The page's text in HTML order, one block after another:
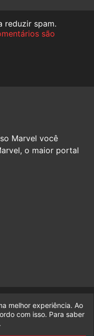
reduzir spam.
são
Marvel você
o maior portal
empresa da Legado
melhor experiência. Ao
com isso. Para saber
.